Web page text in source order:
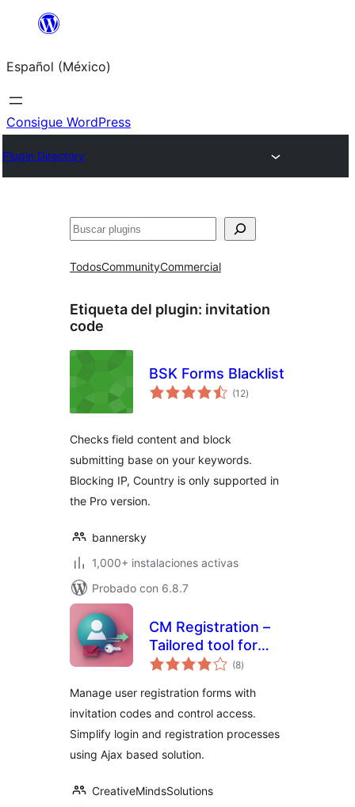
Saltar
contenido
Español (México)
Consigue WordPress
Plugin Directory
Buscar
TodosCommunityCommercial
Etiqueta del plugin: invitation
code
BSK Forms Blacklist
(12total
de
)
Checks field content and block
submitting base on your keywords.
Blocking IP, Country is only supported in
the Pro version.
bannersky
1,000+ instalaciones activas
Probado con 6.8.7
CM Registration –
Tailored tool for
seamless login and
registrations
(8total
de
)
Manage user registration forms with
invitation codes and control access.
Simplify login and registration processes
using Ajax based solution.
CreativeMindsSolutions